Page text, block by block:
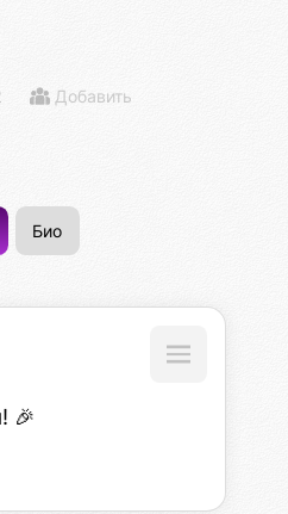
Добавить
Био
🎉